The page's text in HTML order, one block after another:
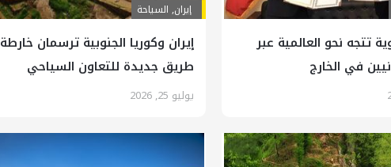
تتجه نحو العالمية عبر
في الخارج
إيران, السياحة
إيران وكوريا الجنوبية ترسمان خارطة
طريق جديدة للتعاون السياحي
يوليو 25, 2026